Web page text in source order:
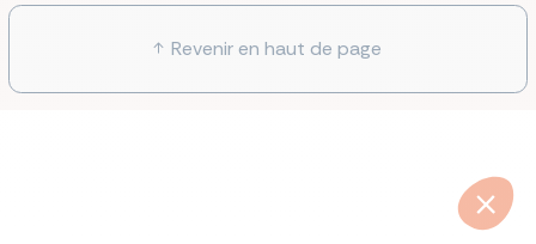
Revenir en haut de page